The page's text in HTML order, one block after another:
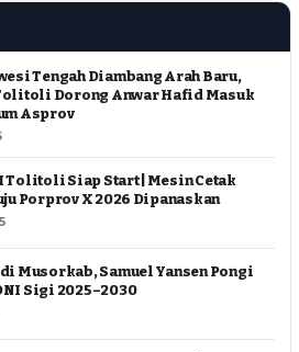
Tengah Diambang Arah Baru,
Dorong Anwar Hafid Masuk
Asprov
Tolitoli Siap Start | Mesin Cetak
Porprov X 2026 Dipanaskan
Musorkab, Samuel Yansen Pongi
Sigi 2025–2030